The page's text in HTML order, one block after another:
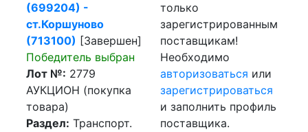
(699204) -
ст.Коршуново
(713100) [Завершен]
Победитель выбран
Лот №: 2779
АУКЦИОН (покупка
товара)
Раздел: Транспорт.
только
зарегистрированным
поставщикам!
Необходимо
авторизоваться или
зарегистрироваться
и заполнить профиль
поставщика.